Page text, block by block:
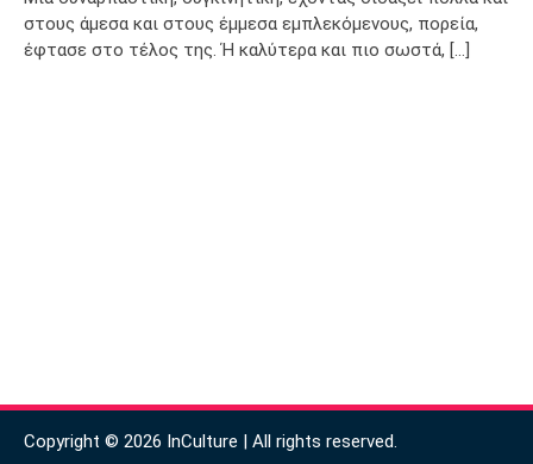
στους άμεσα και στους έμμεσα εμπλεκόμενους, πορεία,
έφτασε στο τέλος της. Ή καλύτερα και πιο σωστά, [...]
Copyright © 2026 InCulture | All rights reserved.